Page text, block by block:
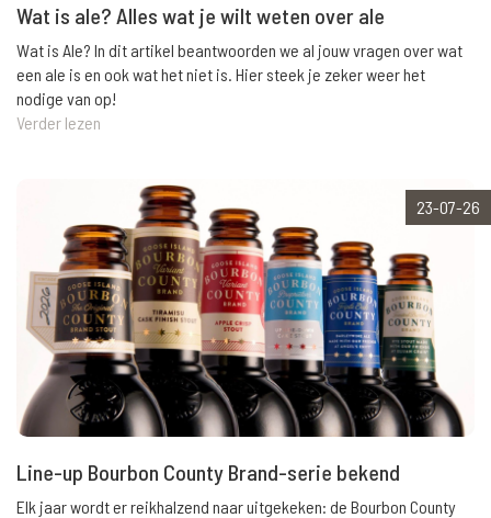
Wat is ale? Alles wat je wilt weten over ale
Wat is Ale? In dit artikel beantwoorden we al jouw vragen over wat
een ale is en ook wat het niet is. Hier steek je zeker weer het
nodige van op!
Verder lezen
23-07-26
Line-up Bourbon County Brand-serie bekend
Elk jaar wordt er reikhalzend naar uitgekeken: de Bourbon County